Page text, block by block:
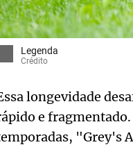
Legenda
Crédito
longevidade
e
"Grey's